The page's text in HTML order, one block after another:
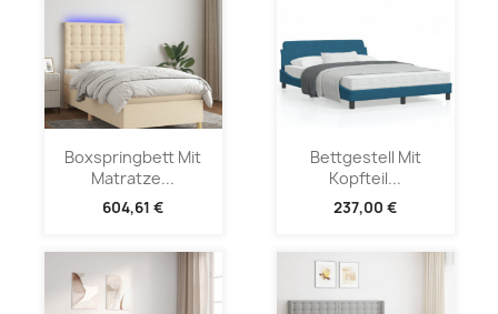
Boxspringbett Mit
Matratze...
604,61 €
Bettgestell Mit
Kopfteil...
237,00 €